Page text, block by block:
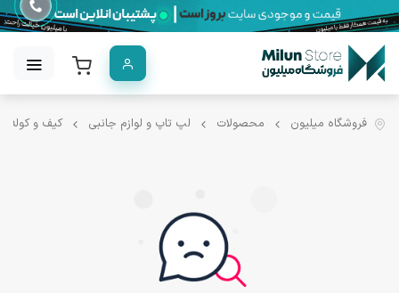
فروشگاه میلیون محصولات لپ تاپ و لوازم جانبی کیف و کوله